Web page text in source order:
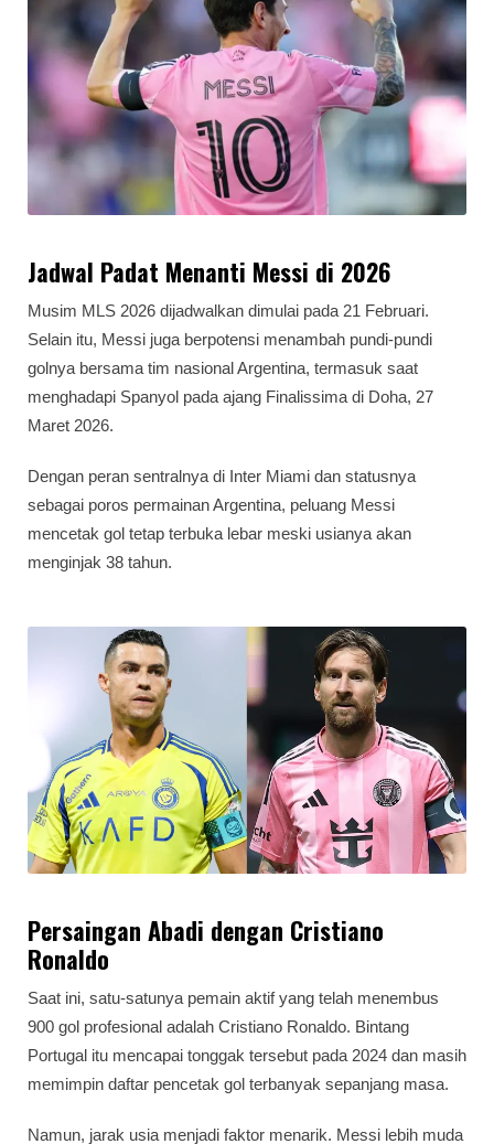
Jadwal Padat Menanti Messi di 2026
Musim MLS 2026 dijadwalkan dimulai pada 21 Februari.
Selain itu, Messi juga berpotensi menambah pundi-pundi
golnya bersama tim nasional Argentina, termasuk saat
menghadapi Spanyol pada ajang Finalissima di Doha, 27
Maret 2026.
Dengan peran sentralnya di Inter Miami dan statusnya
sebagai poros permainan Argentina, peluang Messi
mencetak gol tetap terbuka lebar meski usianya akan
menginjak 38 tahun.
Persaingan Abadi dengan Cristiano
Ronaldo
Saat ini, satu-satunya pemain aktif yang telah menembus
900 gol profesional adalah Cristiano Ronaldo. Bintang
Portugal itu mencapai tonggak tersebut pada 2024 dan masih
memimpin daftar pencetak gol terbanyak sepanjang masa.
Namun, jarak usia menjadi faktor menarik. Messi lebih muda